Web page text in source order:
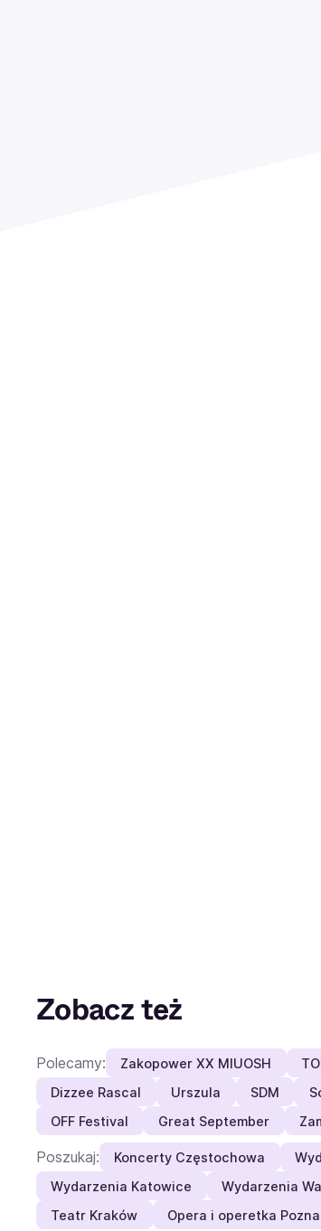
Zobacz też
Polecamy: Zakopower XX MIUOSH
Dizzee Rascal
Urszula SDM
OFF Festival
Great September
Poszukaj: Koncerty Częstochowa
Wydarzenia Katowice
Wydarzenia
Teatr Kraków
Opera i operetka